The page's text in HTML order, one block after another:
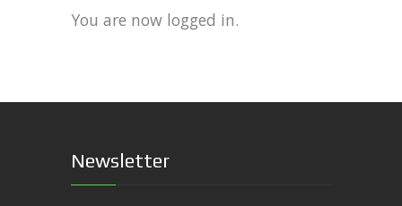
You are now logged in.
Newsletter